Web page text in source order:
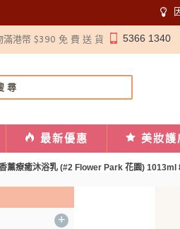
滿港幣 $390 免 費 送 貨 5366 1340
最新優惠 美妝護
薰療癒沐浴乳 (#2 Flower Park 花園)
+